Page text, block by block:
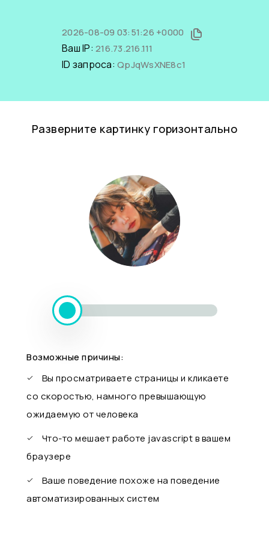
2026-08-09 03:51:26 +0000
Ваш IP: 216.73.216.111
ID запроса: QpJqWsXNE8c1
Разверните картинку горизонтально
Возможные причины:
Вы просматриваете страницы и кликаете
со скоростью, намного превышающую
ожидаемую от человека
Что-то мешает работе javascript в вашем
браузере
Ваше поведение похоже на поведение
автоматизированных систем